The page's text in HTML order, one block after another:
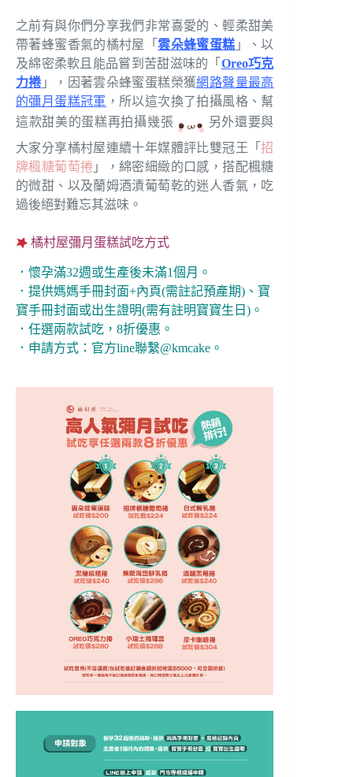
之前有與你們分享我們非常喜愛的、輕柔甜美
帶著蜂蜜香氣的橘村屋「雲朵蜂蜜蛋糕 」、以
及綿密柔軟且能品嘗到苦甜滋味的「 Oreo巧克
力捲」，因著雲朵蜂蜜蛋糕榮獲網路聲量最高
的彌月蛋糕冠軍 ，所以這次換了拍攝風格、幫
這款甜美的蛋糕再拍攝幾張
另外還要與
大家分享橘村屋連續十年媒體評比雙冠王「招
牌楓糖葡萄捲 」，綿密細緻的口感，搭配楓糖
的微甜、以及蘭姆酒漬葡萄乾的迷人香氣，吃
過後絕對難忘其滋味。
橘村屋彌月蛋糕試吃方式
．懷孕滿32週或生產後未滿1個月。
．提供媽媽手冊封面+內頁(需註記預產期)、寶
寶手冊封面或出生證明(需有註明寶寶生日)。
．任選兩款試吃，8折優惠。
．申請方式：官方line聯繫@kmcake。